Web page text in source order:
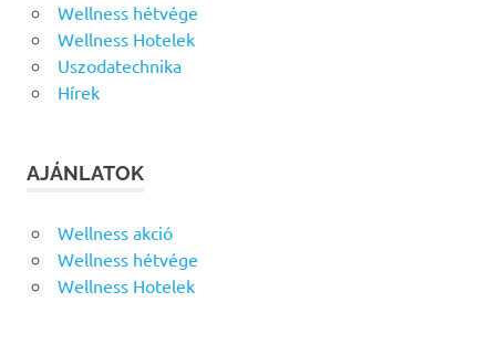
Wellness hétvége
Wellness Hotelek
Uszodatechnika
Hírek
AJÁNLATOK
Wellness akció
Wellness hétvége
Wellness Hotelek